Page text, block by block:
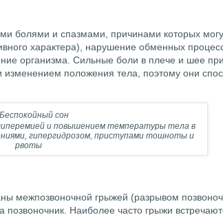
болями и спазмами, причинами которых
характера), нарушение обменных
организма. Сильные боли в плече и шее при
положения тела, поэтому они
и повышением температуры тела в
гипергидрозом, приступами тошноты и
рвоты
межпозвоночной грыжей (разрывом
позвоночник. Наиболее часто грыжи